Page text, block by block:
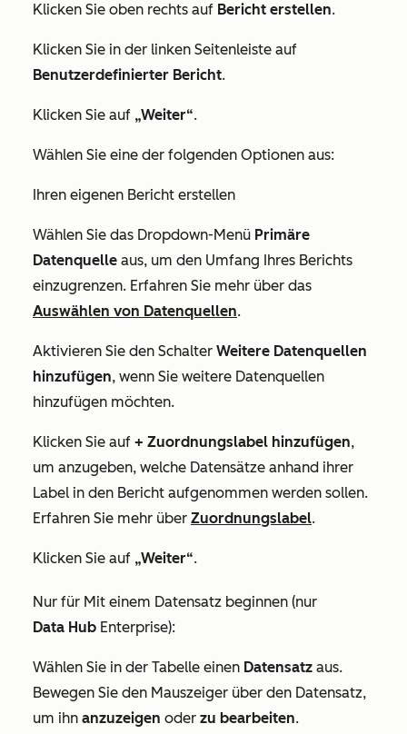
Klicken Sie oben rechts auf Bericht erstellen.
Klicken Sie in der linken Seitenleiste auf
Benutzerdefinierter Bericht.
Klicken Sie auf „Weiter“.
Wählen Sie eine der folgenden Optionen aus:
Ihren eigenen Bericht erstellen
Wählen Sie das Dropdown-Menü Primäre
Datenquelle aus, um den Umfang Ihres Berichts
einzugrenzen. Erfahren Sie mehr über das
Auswählen von Datenquellen.
Aktivieren Sie den Schalter Weitere Datenquellen
hinzufügen, wenn Sie weitere Datenquellen
hinzufügen möchten.
Klicken Sie auf + Zuordnungslabel hinzufügen,
um anzugeben, welche Datensätze anhand ihrer
Label in den Bericht aufgenommen werden sollen.
Erfahren Sie mehr über Zuordnungslabel.
Klicken Sie auf „Weiter“.
Nur für Mit einem Datensatz beginnen (nur
Data Hub Enterprise):
Wählen Sie in der Tabelle einen Datensatz aus.
Bewegen Sie den Mauszeiger über den Datensatz,
um ihn anzuzeigen oder zu bearbeiten.